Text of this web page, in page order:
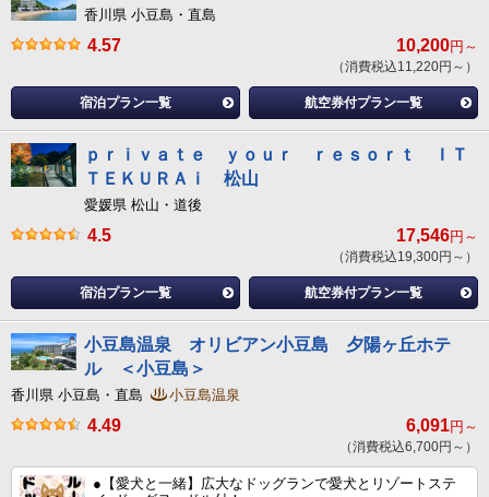
香川県 小豆島・直島
4.57 10,200円～
（消費税込11,220円～）
宿泊プラン一覧 航空券付プラン一覧
ｐｒｉｖａｔｅ ｙｏｕｒ ｒｅｓｏｒｔ ＩＴ
ＴＥＫＵＲＡｉ 松山
愛媛県 松山・道後
4.5 17,546円～
（消費税込19,300円～）
宿泊プラン一覧 航空券付プラン一覧
小豆島温泉 オリビアン小豆島 夕陽ヶ丘ホテ
ル ＜小豆島＞
香川県 小豆島・直島 小豆島温泉
4.49 6,091円～
（消費税込6,700円～）
●【愛犬と一緒】広大なドッグランで愛犬とリゾートステ